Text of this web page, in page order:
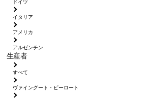
ドイツ
イタリア
アメリカ
アルゼンチン
生産者
すべて
ヴァイングート・ピーロート